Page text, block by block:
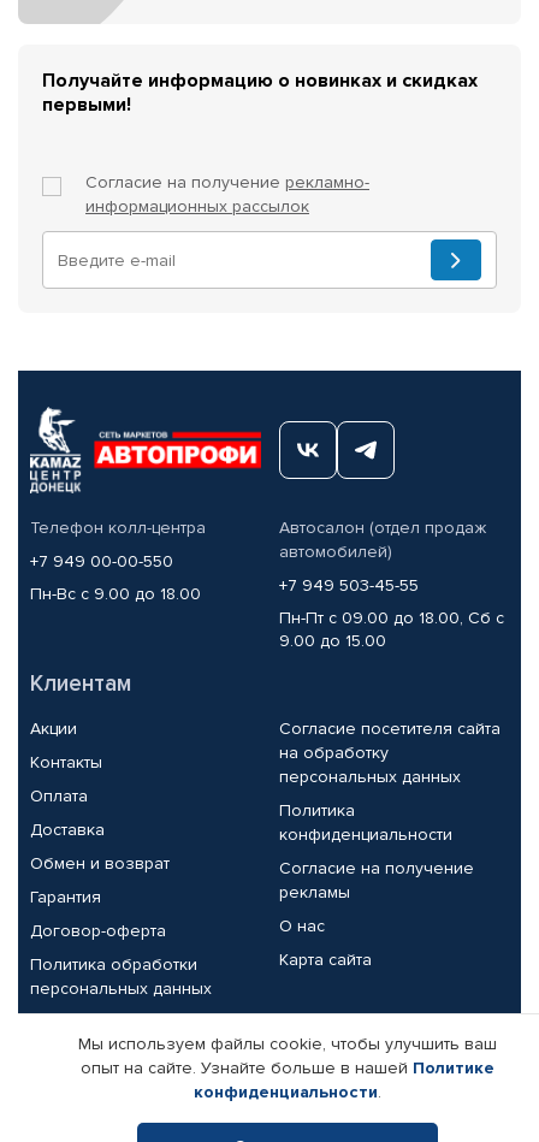
Получайте информацию о новинках и скидках
первыми!
Согласие на получение рекламно-
информационных рассылок
Телефон колл-центра
+7 949 00-00-550
Пн-Вс с 9.00 до 18.00
Автосалон (отдел продаж
автомобилей)
+7 949 503-45-55
Пн-Пт с 09.00 до 18.00, Сб с
9.00 до 15.00
Клиентам
Акции
Контакты
Оплата
Доставка
Обмен и возврат
Гарантия
Договор-оферта
Политика обработки
персональных данных
Согласие посетителя сайта
на обработку
персональных данных
Политика
конфиденциальности
Согласие на получение
рекламы
О нас
Карта сайта
Партнерам
Корпоративным клиентам
Поставщикам
Реквизиты компании
Мы используем файлы cookie, чтобы улучшить ваш
опыт на сайте. Узнайте больше в нашей Политике
конфиденциальности.